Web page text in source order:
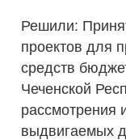
Решили:
проектов для
средств
Чеченской
рассмотрения
выдвигаемых